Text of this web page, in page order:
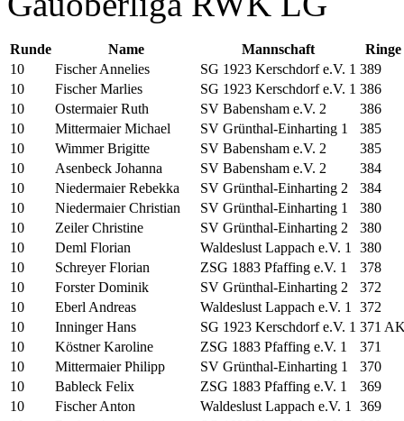
Runde Name Mannschaft
Ringe
10
Fischer Annelies SG 1923 Kerschdorf e.V. 1 389
10
Fischer Marlies SG 1923 Kerschdorf e.V. 1 386
10
Ostermaier Ruth SV Babensham e.V. 2
386
10
Mittermaier Michael SV Grünthal-Einharting 1
385
10
Wimmer Brigitte SV Babensham e.V. 2
385
10
Asenbeck Johanna SV Babensham e.V. 2
384
10
Niedermaier Rebekka SV Grünthal-Einharting 2
384
10
Niedermaier Christian SV Grünthal-Einharting 1
380
10
Zeiler Christine SV Grünthal-Einharting 2
380
10
Deml Florian Waldeslust Lappach e.V. 1
380
10
Schreyer Florian ZSG 1883 Pfaffing e.V. 1
378
10
Forster Dominik SV Grünthal-Einharting 2
372
10
Eberl Andreas Waldeslust Lappach e.V. 1
372
10
Inninger Hans SG 1923 Kerschdorf e.V. 1 371
10
Köstner Karoline ZSG 1883 Pfaffing e.V. 1
371
10
Mittermaier Philipp SV Grünthal-Einharting 1
370
10
Bableck Felix ZSG 1883 Pfaffing e.V. 1
369
10
Fischer Anton Waldeslust Lappach e.V. 1
369